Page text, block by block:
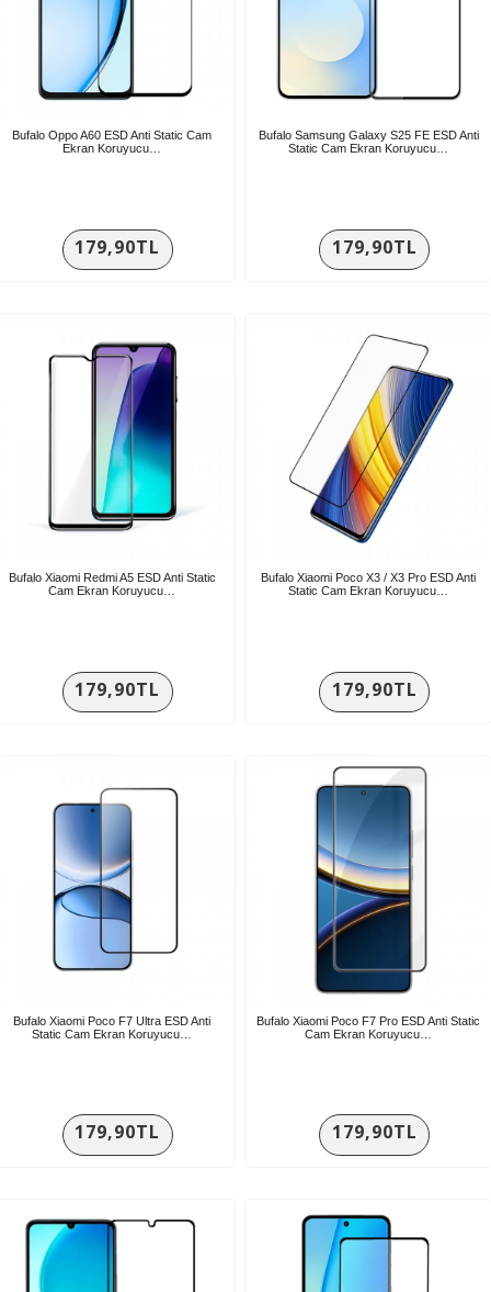
Bufalo Oppo A60 ESD Anti Static Cam
Ekran Koruyucu…
179,90TL
Bufalo Samsung Galaxy S25 FE ESD Anti
Static Cam Ekran Koruyucu…
179,90TL
Bufalo Xiaomi Redmi A5 ESD Anti Static
Cam Ekran Koruyucu…
179,90TL
Bufalo Xiaomi Poco X3 / X3 Pro ESD Anti
Static Cam Ekran Koruyucu…
179,90TL
Bufalo Xiaomi Poco F7 Ultra ESD Anti
Static Cam Ekran Koruyucu…
179,90TL
Bufalo Xiaomi Poco F7 Pro ESD Anti Static
Cam Ekran Koruyucu…
179,90TL